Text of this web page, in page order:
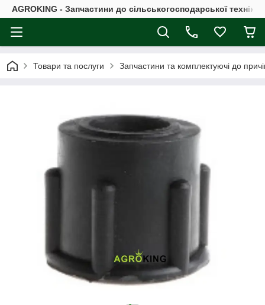
AGROKING - Запчастини до сільськогосподарської
Товари та послуги Запчастини та комплектуючі до